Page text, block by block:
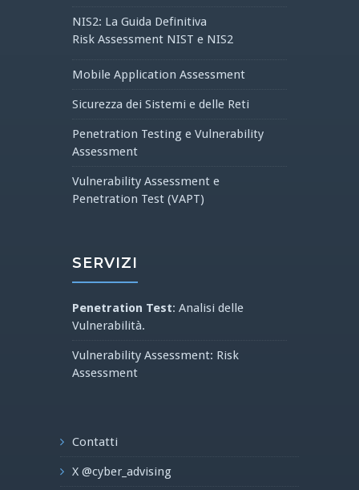
NIS2: La Guida Definitiva
Risk Assessment NIST e NIS2
Mobile Application Assessment
Sicurezza dei Sistemi e delle Reti
Penetration Testing e Vulnerability
Assessment
Vulnerability Assessment e
Penetration Test (VAPT)
SERVIZI
Penetration Test: Analisi delle
Vulnerabilità.
Vulnerability Assessment: Risk
Assessment
Contatti
X @cyber_advising